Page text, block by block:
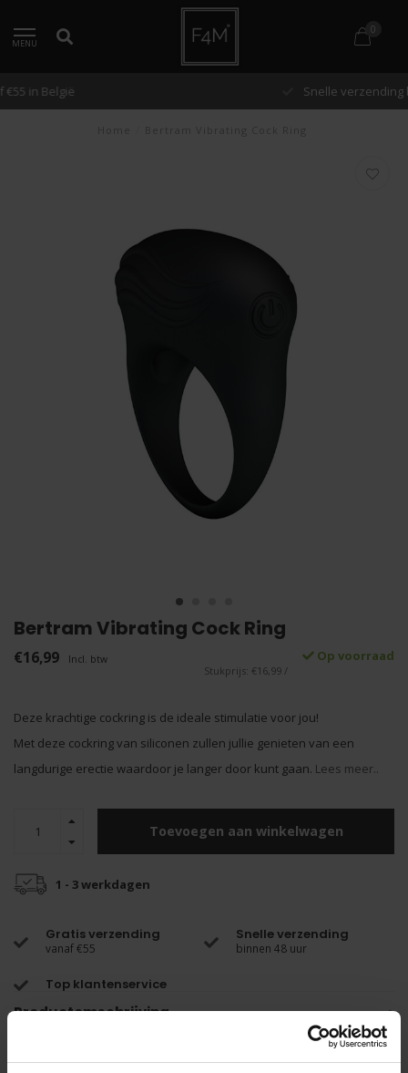
MENU
0
Bertram Vibrating Cock Ring
€16,99 Incl. btw Op voorraad
Stukprijs: €16,99 /
Deze krachtige cockring is de ideale stimulatie voor jou!
Met deze cockring van siliconen zullen jullie genieten van een
langdurige erectie waardoor je langer door kunt gaan. Lees meer..
Toevoegen aan winkelwagen
1 - 3 werkdagen
Gratis verzending
vanaf €55
Snelle verzending
binnen 48 uur
Top klantenservice
Productomschrijving
Deze krachtige cockring is de ideale stimulatie voor jou.